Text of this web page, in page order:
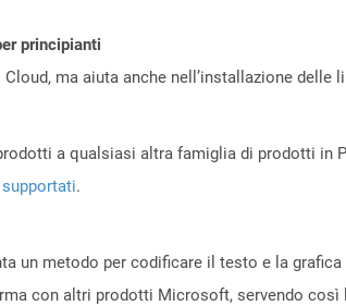
principianti
ma aiuta anche nell’installazione delle
a qualsiasi altra famiglia di prodotti in
.
un metodo per codificare il testo e la
con altri prodotti Microsoft, servendo